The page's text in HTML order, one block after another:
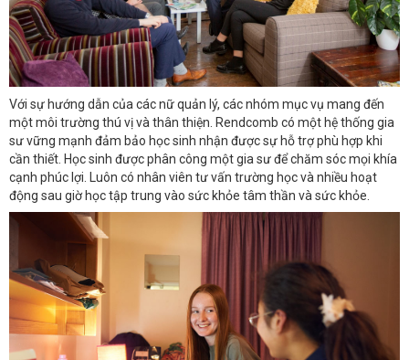
Với sự hướng dẫn của các nữ quản lý, các nhóm mục vụ mang đến
một môi trường thú vị và thân thiện. Rendcomb có một hệ thống gia
sư vững mạnh đảm bảo học sinh nhận được sự hỗ trợ phù hợp khi
cần thiết. Học sinh được phân công một gia sư để chăm sóc mọi khía
cạnh phúc lợi. Luôn có nhân viên tư vấn trường học và nhiều hoạt
động sau giờ học tập trung vào sức khỏe tâm thần và sức khỏe.